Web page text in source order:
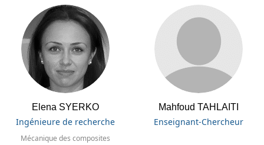
Elena SYERKO
Ingénieure de recherche
Mécanique des composites
Mahfoud TAHLAITI
Enseignant-Chercheur